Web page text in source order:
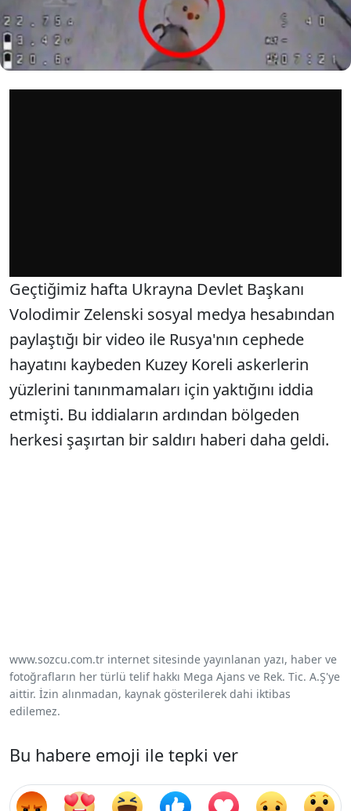
silahların kameralarının hemen önüne Noel
oyuncakları yerleştirdi.
Geçtiğimiz hafta Ukrayna Devlet Başkanı
Volodimir Zelenski sosyal medya hesabından
paylaştığı bir video ile Rusya'nın cephede
hayatını kaybeden Kuzey Koreli askerlerin
yüzlerini tanınmamaları için yaktığını iddia
etmişti. Bu iddiaların ardından bölgeden
herkesi şaşırtan bir saldırı haberi daha geldi.
araçlarıyla Rus askerlerine ölümcül saldırılar
düzenlediği görülüyor. Paylaşılan
görüntülerde Ren geyikleri, penguenler ve
savaş alanında süzüldüğü ve askerlere
yaklaştığı görülüyor. Dronların askerlere
www.sozcu.com.tr internet sitesinde yayınlanan yazı, haber ve
fotoğrafların her türlü telif hakkı Mega Ajans ve Rek. Tic. A.Ş'ye
aittir. İzin alınmadan, kaynak gösterilerek dahi iktibas
edilemez.
Bu habere emoji ile tepki ver